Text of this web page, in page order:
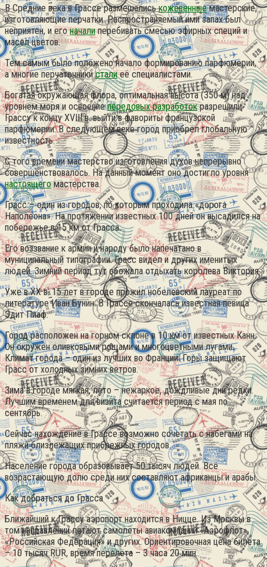
В Средние века в Грассе размешалиськожевенныемастерские,
изготовляющие перчатки. Распространяемый ими запах был
неприятен, и егоначалиперебивать смесью эфирных специй и
масел цветов.
Тем самым было положено начало формированию парфюмерии,
а многие перчаточникисталиеё специалистами.
Богатая окружающая флора, оптимальная высота (350 м) над
уровнем моря и освоениепередовых разработокразрешили
Грассу к концу XVIII в. выйти в фавориты французской
парфюмерии. В следующем веке город приобрёл глобальную
известность.
С того времени мастерство изготовления духов непрерывно
совершенствовалось. На данный момент оно достигло уровня
настоящегомастерства.
Грасс – один из городов, по которым проходила «дорога
Наполеона». На протяжении известных 100 дней он высадился на
побережье в 15 км от Грасса.
Его воззвание к армии и народу было напечатано в
муниципальный типографии. Грасс видел и других именитых
людей. Зимний период тут обожала отдыхать королева Виктория.
Уже в XX в. 15 лет в городе прожил нобелевский лауреат по
литературе Иван Бунин. В Грассе скончалась известная певица
Эдит Пиаф.
Город расположен на горном склоне в 10 км от известных Канн.
Он окружён оливковыми рощами и многоцветными лугами.
Климат города – один из лучших во Франции. Горы защищают
Грасс от холодных зимних ветров.
Зима в городе мягкая, лето – нежаркое, дождливые дни редки.
Лучшим временем для визита считается период с мая по
сентябрь.
Сейчас нахождение в Грассе возможно сочетать с набегами на
пляжи близлежащих прибрежных городов.
Население города образовывает 50 тысяч людей. Всё
возрастающую долю среди них составляют африканцы и арабы.
Как добраться до Грасса
Ближайший к Грассу аэропорт находится в Ницце. Из Москвы в
том направлении летают самолёты авиакомпаний «Аэрофлот»,
«Российская Федерация» и других. Ориентировочная цена билета
– 10 тысяч RUR, время перелёта – 3 часа 20 мин..